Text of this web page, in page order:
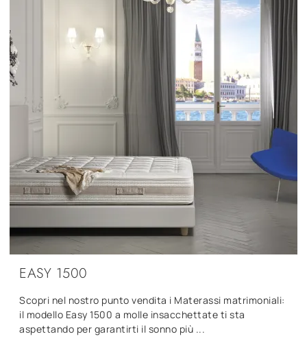
EASY 1500
Scopri nel nostro punto vendita i Materassi matrimoniali:
il modello Easy 1500 a molle insacchettate ti sta
aspettando per garantirti il sonno più ...